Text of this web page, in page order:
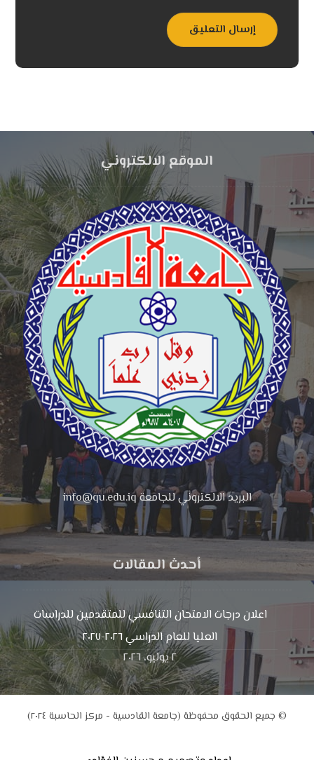
إرسال التعليق
الموقع الالكتروني
البريد الالكتروني للجامعة info@qu.edu.iq
أحدث المقالات
اعلان درجات الامتحان التنافسي للمتقدمين للدراسات
العليا للعام الدراسي ٢٠٢٦-٢٠٢٧
٢ يوليو، ٢٠٢٦
© جميع الحقوق محفوظة (جامعة القادسية - مركز الحاسبة ٢٠٢٤)